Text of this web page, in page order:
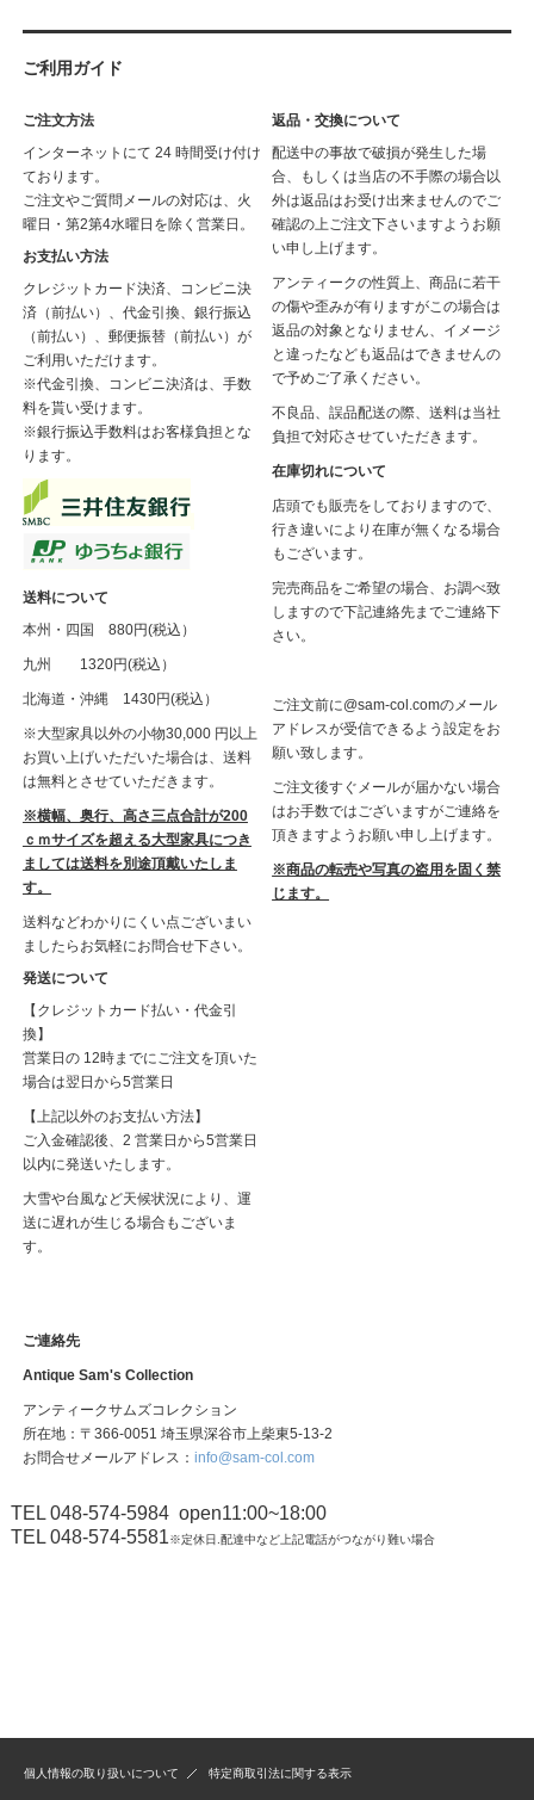
ご利用ガイド
ご注文方法
インターネットにて 24 時間受け付け
ております。
ご注文やご質問メールの対応は、火
曜日・第2第4水曜日を除く営業日。
お支払い方法
クレジットカード決済、コンビニ決
済（前払い）、代金引換、銀行振込
（前払い）、郵便振替（前払い）が
ご利用いただけます。
※代金引換、コンビニ決済は、手数
料を貰い受けます。
※銀行振込手数料はお客様負担とな
ります。
送料について
本州・四国 880円(税込）
九州 1320円(税込）
北海道・沖縄 1430円(税込）
※大型家具以外の小物30,000 円以上
お買い上げいただいた場合は、送料
は無料とさせていただきます。
※横幅、奥行、高さ三点合計が200
ｃｍサイズを超える大型家具につき
ましては送料を別途頂戴いたしま
す。
送料などわかりにくい点ございまい
ましたらお気軽にお問合せ下さい。
発送について
【クレジットカード払い・代金引
換】
営業日の 12時までにご注文を頂いた
場合は翌日から5営業日
【上記以外のお支払い方法】
ご入金確認後、2 営業日から5営業日
以内に発送いたします。
大雪や台風など天候状況により、運
送に遅れが生じる場合もございま
す。
返品・交換について
配送中の事故で破損が発生した場
合、もしくは当店の不手際の場合以
外は返品はお受け出来ませんのでご
確認の上ご注文下さいますようお願
い申し上げます。
アンティークの性質上、商品に若干
の傷や歪みが有りますがこの場合は
返品の対象となりません、イメージ
と違ったなども返品はできませんの
で予めご了承ください。
不良品、誤品配送の際、送料は当社
負担で対応させていただきます。
在庫切れについて
店頭でも販売をしておりますので、
行き違いにより在庫が無くなる場合
もございます。
完売商品をご希望の場合、お調べ致
しますので下記連絡先までご連絡下
さい。
ご注文前に@sam-col.comのメール
アドレスが受信できるよう設定をお
願い致します。
ご注文後すぐメールが届かない場合
はお手数ではございますがご連絡を
頂きますようお願い申し上げます。
※商品の転売や写真の盗用を固く禁
じます。
ご連絡先
Antique Sam's Collection
アンティークサムズコレクション
所在地：〒366-0051 埼玉県深谷市上柴東5-13-2
お問合せメールアドレス： info@sam-col.com
TEL 048-574-5984open11:00~18:00
TEL 048-574-5581※定休日.配達中など上記電話がつながり難い場合
個人情報の取り扱いについて 特定商取引法に関する表示